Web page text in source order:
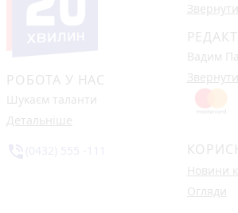
РОБОТА У НАС
Шукаєм таланти
Детальніше
Вадим
Новини
Огляди